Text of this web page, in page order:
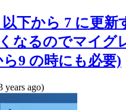
以下から 7 に更新
なるのでマイグ
9 の時にも必要)
years ago)